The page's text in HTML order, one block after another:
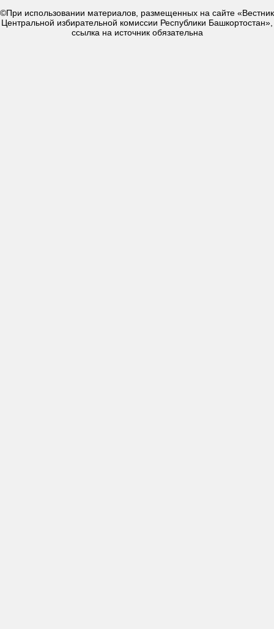
©При использовании материалов, размещенных на сайте «Вестник
Центральной избирательной комиссии Республики Башкортостан»,
ссылка на источник обязательна